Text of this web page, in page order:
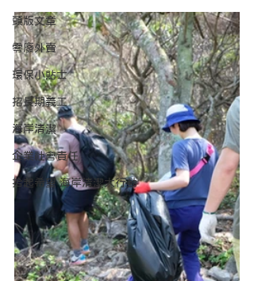
頭版文章
零廢外賣
環保小貼士
招長期義工
海岸清潔
企業社會責任
拾起希望 海岸清潔大行動